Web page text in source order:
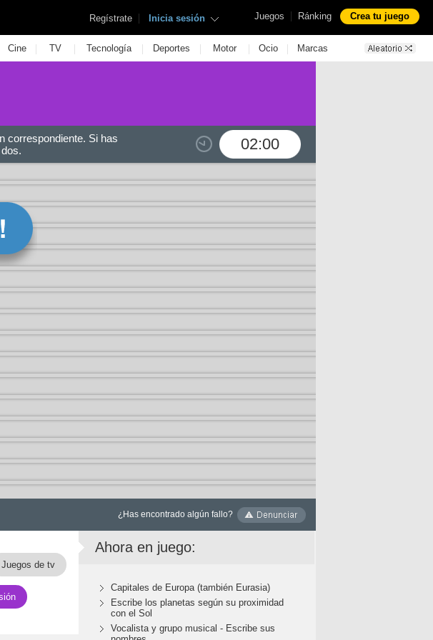
Juegos | Ránking Crea tu juego
Regístrate | Inicia sesión
Cine | TV | Tecnología | Deportes | Motor | Ocio | Marcas
02:00
correspondiente. Si has
¿Has encontrado algún fallo?
Juegos de tv
Ahora en juego:
Capitales de Europa (también Eurasia)
Escribe los planetas según su proximidad
con el Sol
Vocalista y grupo musical - Escribe sus